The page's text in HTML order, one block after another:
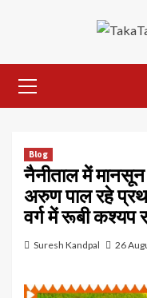
Menu
Blog
नैनीताल में
अरुण पाल रहे
वर्ग में रूबी कश्यप
Suresh Kandpal 26